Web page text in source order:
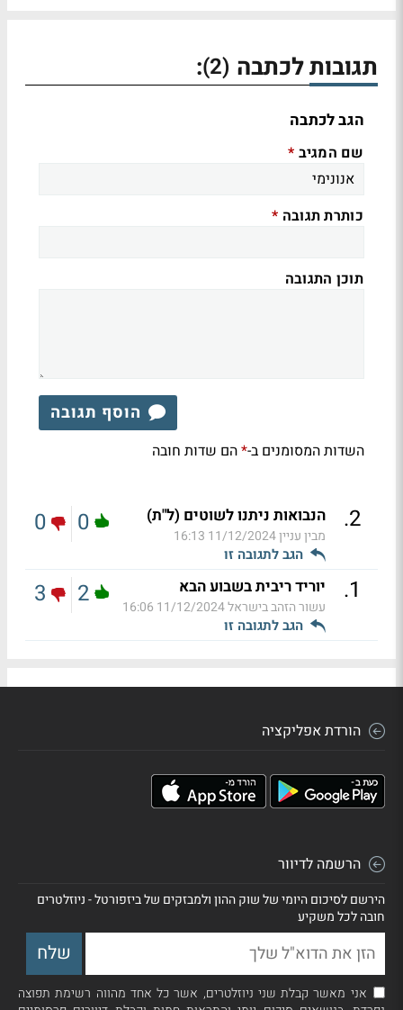
תגובות לכתבה (2)
:
הגב לכתבה
שם המגיב *
כותרת תגובה *
תוכן התגובה
הוסף תגובה
השדות המסומנים ב-*הם שדות חובה
2
. הנבואות ניתנו לשוטים (ל"ת)
מבין עניין11/12/2024 16:13
הגב לתגובה זו
0
0
1
. יוריד ריבית בשבוע הבא
עשור הזהב בישראל11/12/2024 16:06
הגב לתגובה זו
2
3
הורדת אפליקציה
הרשמה לדיוור
הירשם לסיכום היומי של שוק ההון ולמבזקים של ביזפורטל - ניוזלטרים
חובה לכל משקיע
אני מאשר קבלת שני ניוזלטרים, אשר כל אחד מהווה רשימת תפוצה